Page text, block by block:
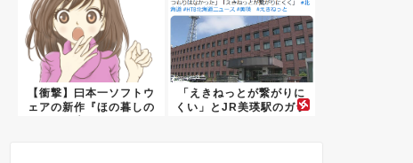
【衝撃】曰本一ソフトウ
ェアの新作『ほの暮しの
「えきねっとが繋がりに
くい」とJR美瑛駅のガラ